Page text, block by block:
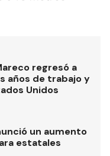
regresó a
años de trabajo y
Unidos
un aumento
estatales